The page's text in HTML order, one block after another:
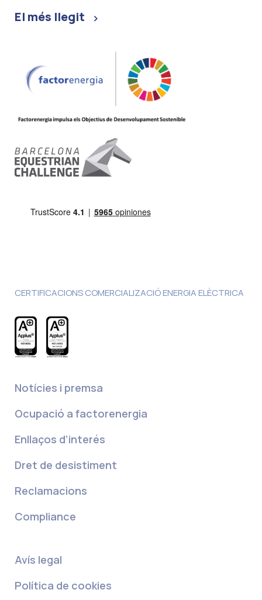
El més llegit
CERTIFICACIONS COMERCIALIZACIÓ ENERGIA ELÈCTRICA
Notícies i premsa
Ocupació a factorenergia
Enllaços d’interés
Dret de desistiment
Reclamacions
Compliance
Avís legal
Política de cookies